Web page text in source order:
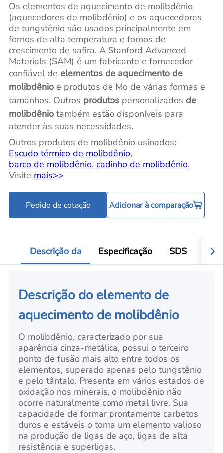
Os elementos de aquecimento de molibdênio
(aquecedores de molibdênio) e os aquecedores
de tungstênio são usados principalmente em
fornos de alta temperatura e fornos de
crescimento de safira. A Stanford Advanced
Materials (SAM) é um fabricante e fornecedor
confiável de elementos de aquecimento de
molibdênioe produtos de Mo de várias formas e
tamanhos. Outros produtospersonalizados de
molibdêniotambém estão disponíveis para
atender às suas necessidades.
Outros produtos de molibdênio usinados:
Escudo térmico de molibdênio,
barco de molibdênio, cadinho de molibdênio.
Visite mais>>
Pedido de cotação Adicionar à comparação
Descrição da Especificação SDS
Descrição do elemento de
aquecimento de molibdênio
O molibdênio, caracterizado por sua
aparência cinza-metálica, possui o terceiro
ponto de fusão mais alto entre todos os
elementos, superado apenas pelo tungstênio
e pelo tântalo. Presente em vários estados de
oxidação nos minerais, o molibdênio não
ocorre naturalmente como metal livre. Sua
capacidade de formar prontamente carbetos
duros e estáveis o torna um elemento valioso
na produção de ligas de aço, ligas de alta
resistência e superligas.